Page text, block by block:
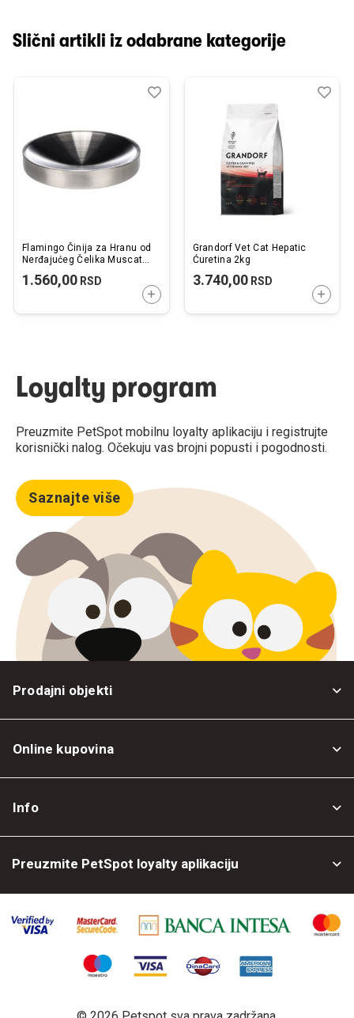
Slični artikli iz odabrane kategorije
Flamingo Činija za Hranu od
Nerđajućeg Čelika Muscat
1.560,00 RSD
DODAJTE U KORPU
Dodaj
Uporedi
Grandorf Vet Cat Hepatic
Ćuretina 2kg
3.740,00RSD
Loyalty program
Preuzmite PetSpot mobilnu loyalty aplikaciju i registrujte
korisnički nalog. Očekuju vas brojni popusti i pogodnosti.
Saznajte više
Prodajni objekti
Online kupovina
Info
Preuzmite PetSpot loyalty aplikaciju